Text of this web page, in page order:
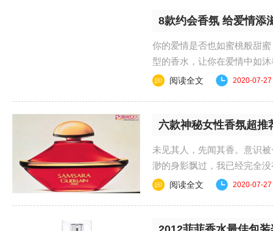
8款约会香氛 给爱情添
你的爱情是否也如蜜桃般甜
型的香水，让你在爱情中如
郁东方香——让恋......
阅读全文 2020-07-27
六款神秘女性香氛超推
未见其人，先闻其香。意识
渺的身影飘过，我已经完全
目中无人的神态。一......
阅读全文 2020-07-27